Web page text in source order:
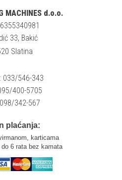
MACHINES d.o.o.
33, Bakić
Slatina
033/546-343
400-5705
342-567
plaćanja:
karticama
6 rata bez kamata